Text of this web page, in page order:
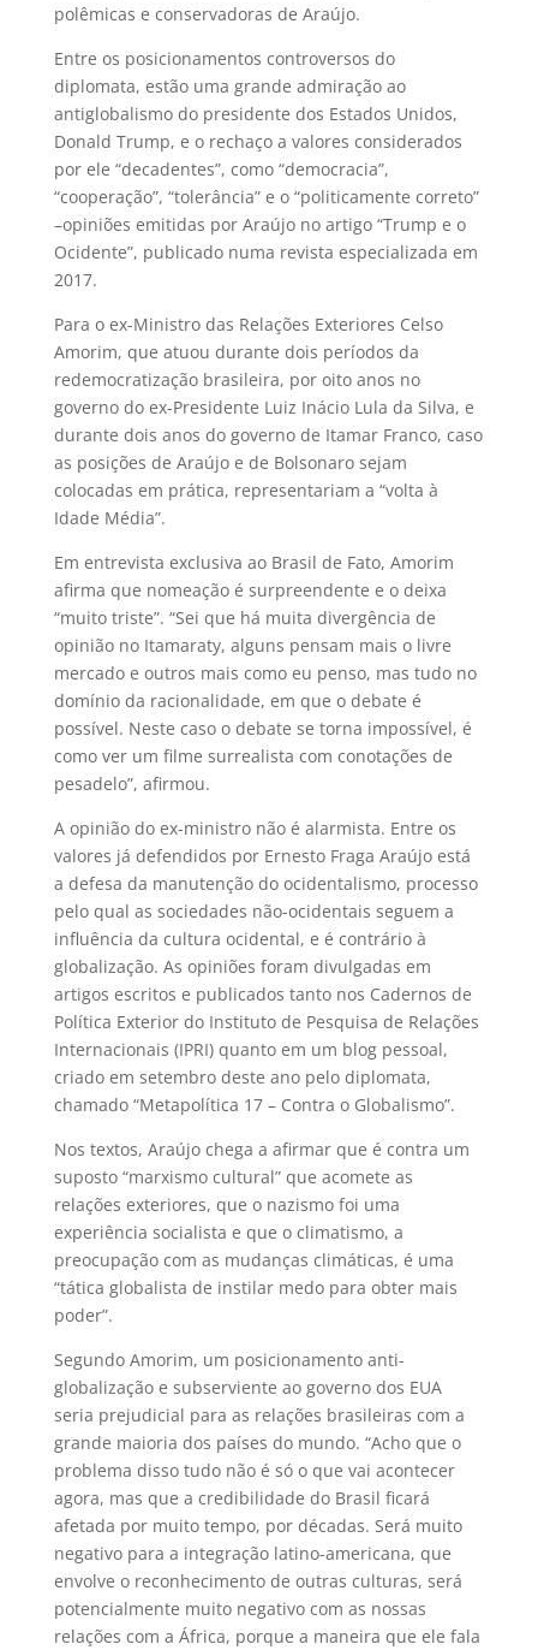
polêmicas e conservadoras de Araújo.
Entre os posicionamentos controversos do
diplomata, estão uma grande admiração ao
antiglobalismo do presidente dos Estados Unidos,
Donald Trump, e o rechaço a valores considerados
por ele “decadentes”, como “democracia”,
“cooperação”, “tolerância” e o “politicamente correto”
–opiniões emitidas por Araújo no artigo “Trump e o
Ocidente”, publicado numa revista especializada em
2017.
Para o ex-Ministro das Relações Exteriores Celso
Amorim, que atuou durante dois períodos da
redemocratização brasileira, por oito anos no
governo do ex-Presidente Luiz Inácio Lula da Silva, e
durante dois anos do governo de Itamar Franco, caso
as posições de Araújo e de Bolsonaro sejam
colocadas em prática, representariam a “volta à
Idade Média”.
Em entrevista exclusiva ao Brasil de Fato, Amorim
afirma que nomeação é surpreendente e o deixa
“muito triste”. “Sei que há muita divergência de
opinião no Itamaraty, alguns pensam mais o livre
mercado e outros mais como eu penso, mas tudo no
domínio da racionalidade, em que o debate é
possível. Neste caso o debate se torna impossível, é
como ver um filme surrealista com conotações de
pesadelo”, afirmou.
A opinião do ex-ministro não é alarmista. Entre os
valores já defendidos por Ernesto Fraga Araújo está
a defesa da manutenção do ocidentalismo, processo
pelo qual as sociedades não-ocidentais seguem a
influência da cultura ocidental, e é contrário à
globalização. As opiniões foram divulgadas em
artigos escritos e publicados tanto nos Cadernos de
Política Exterior do Instituto de Pesquisa de Relações
Internacionais (IPRI) quanto em um blog pessoal,
criado em setembro deste ano pelo diplomata,
chamado “Metapolítica 17 – Contra o Globalismo”.
Nos textos, Araújo chega a afirmar que é contra um
suposto “marxismo cultural” que acomete as
relações exteriores, que o nazismo foi uma
experiência socialista e que o climatismo, a
preocupação com as mudanças climáticas, é uma
“tática globalista de instilar medo para obter mais
poder”.
Segundo Amorim, um posicionamento anti-
globalização e subserviente ao governo dos EUA
seria prejudicial para as relações brasileiras com a
grande maioria dos países do mundo. “Acho que o
problema disso tudo não é só o que vai acontecer
agora, mas que a credibilidade do Brasil ficará
afetada por muito tempo, por décadas. Será muito
negativo para a integração latino-americana, que
envolve o reconhecimento de outras culturas, será
potencialmente muito negativo com as nossas
relações com a África, porque a maneira que ele fala